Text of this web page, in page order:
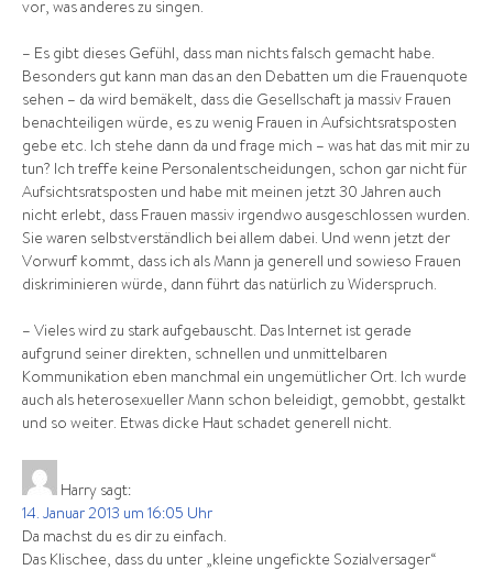
vor, was anderes zu singen.
– Es gibt dieses Gefühl, dass man nichts falsch gemacht habe.
Besonders gut kann man das an den Debatten um die Frauenquote
sehen – da wird bemäkelt, dass die Gesellschaft ja massiv Frauen
benachteiligen würde, es zu wenig Frauen in Aufsichtsratsposten
gebe etc. Ich stehe dann da und frage mich – was hat das mit mir zu
tun? Ich treffe keine Personalentscheidungen, schon gar nicht für
Aufsichtsratsposten und habe mit meinen jetzt 30 Jahren auch
nicht erlebt, dass Frauen massiv irgendwo ausgeschlossen wurden.
Sie waren selbstverständlich bei allem dabei. Und wenn jetzt der
Vorwurf kommt, dass ich als Mann ja generell und sowieso Frauen
diskriminieren würde, dann führt das natürlich zu Widerspruch.
– Vieles wird zu stark aufgebauscht. Das Internet ist gerade
aufgrund seiner direkten, schnellen und unmittelbaren
Kommunikation eben manchmal ein ungemütlicher Ort. Ich wurde
auch als heterosexueller Mann schon beleidigt, gemobbt, gestalkt
und so weiter. Etwas dicke Haut schadet generell nicht.
Harry sagt:
14. Januar 2013 um 16:05 Uhr
Da machst du es dir zu einfach.
Das Klischee, dass du unter „kleine ungefickte Sozialversager“